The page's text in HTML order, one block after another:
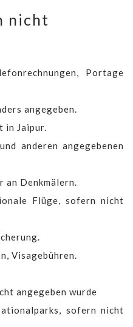
nicht
Portage
angegeben.
Jaipur.
anderen angegebenen
an Denkmälern.
Flüge, sofern nicht
Visagebühren.
angegeben wurde
sofern nicht